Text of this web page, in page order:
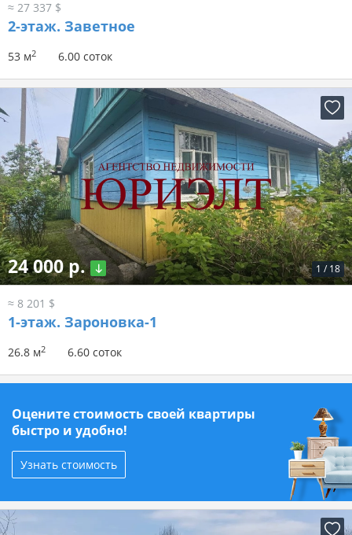
≈ 27 337 $
2-этаж. Заветное
53 м2 6.00 соток
1 / 18
24 000 р.
≈ 8 201 $
1-этаж. Зароновка-1
26.8 м2 6.60 соток
Оцените стоимость своей квартиры
быстро и удобно!
Узнать стоимость